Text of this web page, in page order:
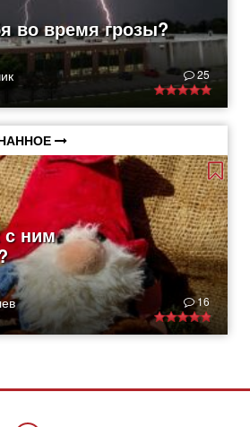
во время грозы?
25
с ним
16